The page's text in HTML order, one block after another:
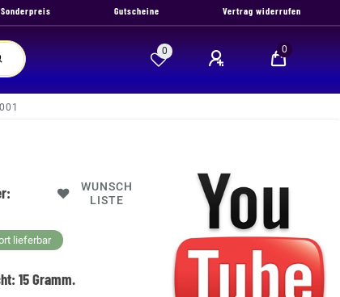
Sonderpreis Gutscheine Vertrag widerrufen
0 0
WUNSCH
LISTE
lieferbar
15Gramm.